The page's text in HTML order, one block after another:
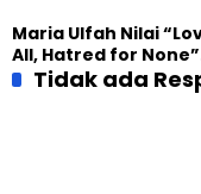
Kekuatan
Maria Ulfah Nilai
All, Hatred for None”
Semakin Relevan di
Tidak ada